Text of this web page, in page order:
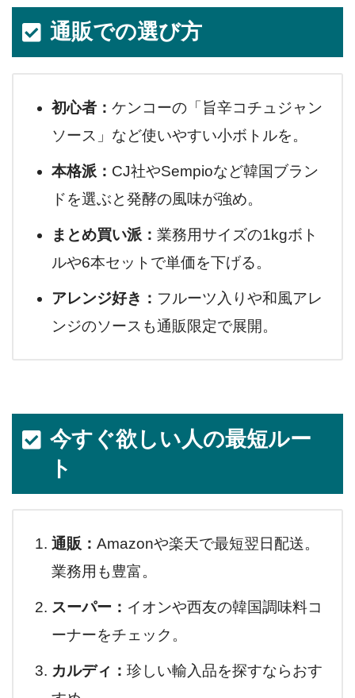
通販での選び方
初心者： ケンコーの「旨辛コチュジャン
ソース」など使いやすい小ボトルを。
本格派： CJ社やSempioなど韓国ブラン
ドを選ぶと発酵の風味が強め。
まとめ買い派： 業務用サイズの1kgボト
ルや6本セットで単価を下げる。
アレンジ好き： フルーツ入りや和風アレ
ンジのソースも通販限定で展開。
今すぐ欲しい人の最短ルー
ト
通販： Amazonや楽天で最短翌日配送。
業務用も豊富。
スーパー： イオンや西友の韓国調味料コ
ーナーをチェック。
カルディ： 珍しい輸入品を探すならおす